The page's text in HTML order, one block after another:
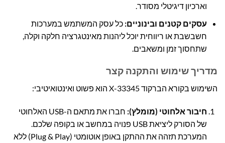
וארכיון דיגיטלי מסודר.
עסקים קטנים ובינוניים: כל עסק המשתמש במערכות
חשבשבת או ריווחית יוכל ליהנות מאינטגרציה חלקה וקלה,
שתחסוך זמן ומשאבים.
מדריך שימוש והתקנה קצר
השימוש בקורא הברקוד X-33345 הוא פשוט ואינטואיטיבי:
חיבור אלחוטי (מומלץ):
חברו את מתאם ה-USB האלחוטי
של הסורק ליציאת USB פנויה במחשב או בקופה שלכם.
המערכת תזהה את ההתקן באופן אוטומטי (Plug & Play) ללא